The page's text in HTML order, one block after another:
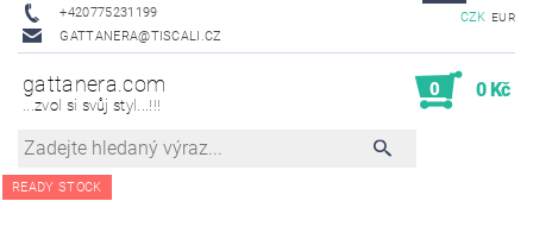
+420775231199
GATTANERA@TISCALI.CZ
CZK EUR
gattanera.com
...zvol si svůj styl...!!!
0 0 Kč
READY STOCK